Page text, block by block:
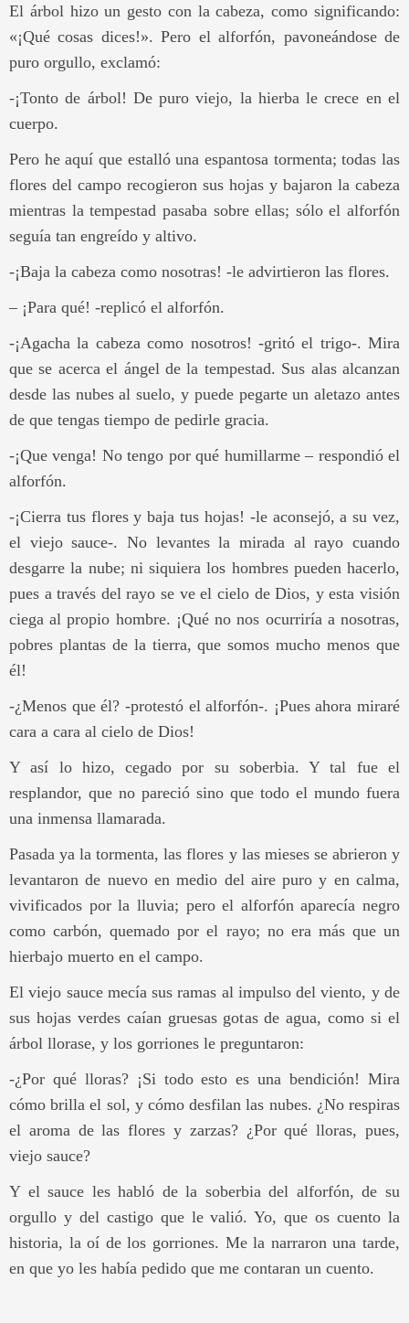
El árbol hizo un gesto con la cabeza, como significando:
«¡Qué cosas dices!». Pero el alforfón, pavoneándose de
puro orgullo, exclamó:
-¡Tonto de árbol! De puro viejo, la hierba le crece en el
cuerpo.
Pero he aquí que estalló una espantosa tormenta; todas las
flores del campo recogieron sus hojas y bajaron la cabeza
mientras la tempestad pasaba sobre ellas; sólo el alforfón
seguía tan engreído y altivo.
-¡Baja la cabeza como nosotras! -le advirtieron las flores.
– ¡Para qué! -replicó el alforfón.
-¡Agacha la cabeza como nosotros! -gritó el trigo-. Mira
que se acerca el ángel de la tempestad. Sus alas alcanzan
desde las nubes al suelo, y puede pegarte un aletazo antes
de que tengas tiempo de pedirle gracia.
-¡Que venga! No tengo por qué humillarme – respondió el
alforfón.
-¡Cierra tus flores y baja tus hojas! -le aconsejó, a su vez,
el viejo sauce-. No levantes la mirada al rayo cuando
desgarre la nube; ni siquiera los hombres pueden hacerlo,
pues a través del rayo se ve el cielo de Dios, y esta visión
ciega al propio hombre. ¡Qué no nos ocurriría a nosotras,
pobres plantas de la tierra, que somos mucho menos que
él!
-¿Menos que él? -protestó el alforfón-. ¡Pues ahora miraré
cara a cara al cielo de Dios!
Y así lo hizo, cegado por su soberbia. Y tal fue el
resplandor, que no pareció sino que todo el mundo fuera
una inmensa llamarada.
Pasada ya la tormenta, las flores y las mieses se abrieron y
levantaron de nuevo en medio del aire puro y en calma,
vivificados por la lluvia; pero el alforfón aparecía negro
como carbón, quemado por el rayo; no era más que un
hierbajo muerto en el campo.
El viejo sauce mecía sus ramas al impulso del viento, y de
sus hojas verdes caían gruesas gotas de agua, como si el
árbol llorase, y los gorriones le preguntaron:
-¿Por qué lloras? ¡Si todo esto es una bendición! Mira
cómo brilla el sol, y cómo desfilan las nubes. ¿No respiras
el aroma de las flores y zarzas? ¿Por qué lloras, pues,
viejo sauce?
Y el sauce les habló de la soberbia del alforfón, de su
orgullo y del castigo que le valió. Yo, que os cuento la
historia, la oí de los gorriones. Me la narraron una tarde,
en que yo les había pedido que me contaran un cuento.